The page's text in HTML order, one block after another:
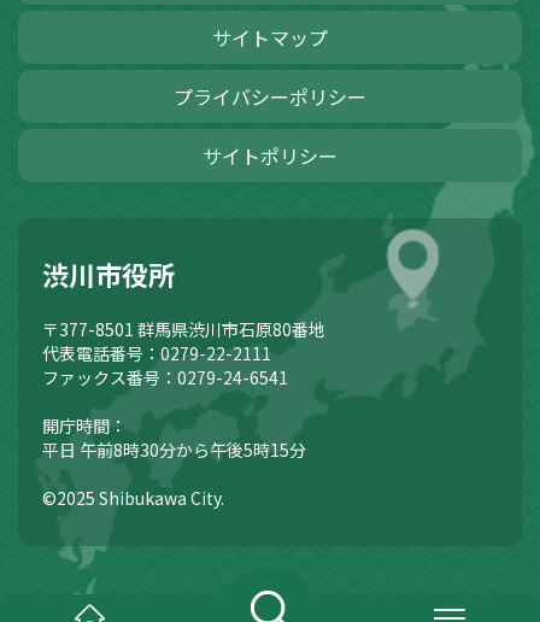
サイトマップ
プライバシーポリシー
サイトポリシー
渋川市役所
〒377-8501 群馬県渋川市石原80番地
代表電話番号：0279-22-2111
ファックス番号：0279-24-6541
開庁時間：
平日 午前8時30分から午後5時15分
©2025 Shibukawa City.